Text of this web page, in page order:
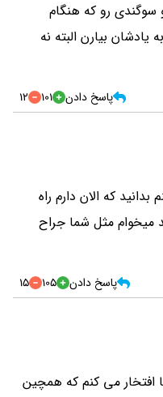
سوگندی رو که هنگام
یادشان بیارن البته نه
پاسخ دادن 101
12
که الان دارم راه
میخوام مثل شما جراح
پاسخ دادن 105
15
می کنم که همچین